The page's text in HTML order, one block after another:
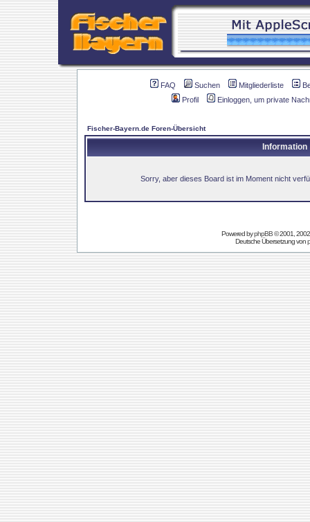
FAQ Suchen Mitgliederliste
Profil
Einloggen, um private
Fischer-Bayern.de Foren-Übersicht
Information
Sorry, aber dieses Board ist im Moment nicht
Powered byphpBB© 2001,
Deutsche Übersetzung von